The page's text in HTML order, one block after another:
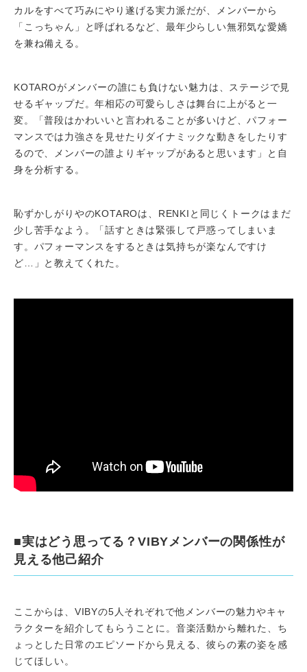
カルをすべて巧みにやり遂げる実力派だが、メンバーから
「こっちゃん」と呼ばれるなど、最年少らしい無邪気な愛嬌
を兼ね備える。
KOTAROがメンバーの誰にも負けない魅力は、ステージで見
せるギャップだ。年相応の可愛らしさは舞台に上がると一
変。「普段はかわいいと言われることが多いけど、パフォー
マンスでは力強さを見せたりダイナミックな動きをしたりす
るので、メンバーの誰よりギャップがあると思います」と自
身を分析する。
恥ずかしがりやのKOTAROは、RENKIと同じくトークはまだ
少し苦手なよう。「話すときは緊張して戸惑ってしまいま
す。パフォーマンスをするときは気持ちが楽なんですけ
ど…」と教えてくれた。
■実はどう思ってる？VIBYメンバーの関係性が
見える他己紹介
ここからは、VIBYの5人それぞれで他メンバーの魅力やキャ
ラクターを紹介してもらうことに。音楽活動から離れた、ち
ょっとした日常のエピソードから見える、彼らの素の姿を感
じてほしい。